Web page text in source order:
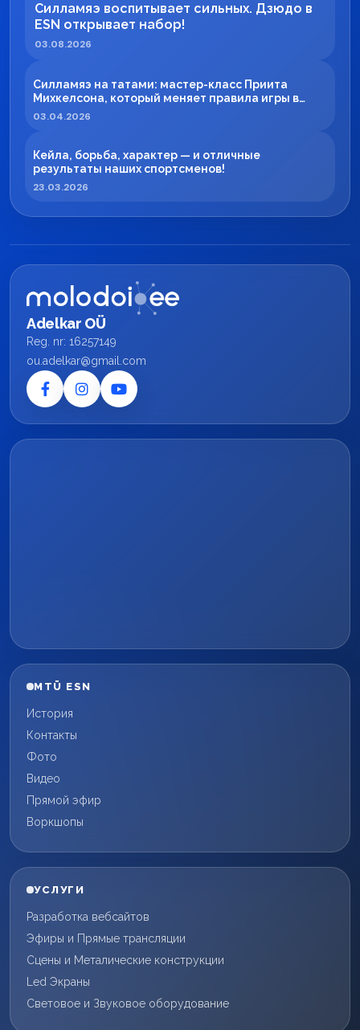
Силламяэ воспитывает сильных. Дзюдо в
ESN открывает набор!
03.08.2026
Силламяэ на татами: мастер-класс Приита
Михкелсона, который меняет правила игры в
регионе
03.04.2026
Кейла, борьба, характер — и отличные
результаты наших спортсменов!
23.03.2026
Adelkar OÜ
Reg. nr: 16257149
ou.adelkar@gmail.com
MTÜ ESN
История
Контакты
Фото
Видео
Прямой эфир
Воркшопы
УСЛУГИ
Разработка вебсайтов
Эфиры и Прямые трансляции
Сцены и Металические конструкции
Led Экраны
Световое и Звуковое оборудование